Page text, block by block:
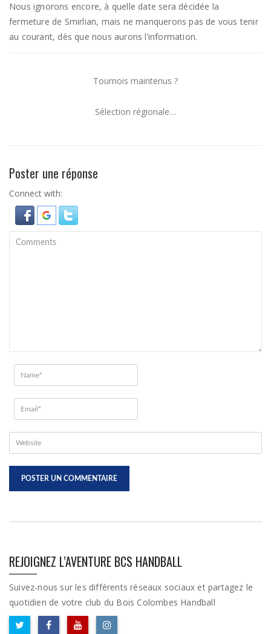
Nous ignorons encore, à quelle date sera décidée la
fermeture de Smirlian, mais ne manquerons pas de vous tenir
au courant, dès que nous aurons l’information.
Tournois maintenus ?
Sélection régionale…
Poster une réponse
Connect with:
REJOIGNEZ L’AVENTURE BCS HANDBALL
Suivez-nous sur les différents réseaux sociaux et partagez le
quotidien de votre club du Bois Colombes Handball